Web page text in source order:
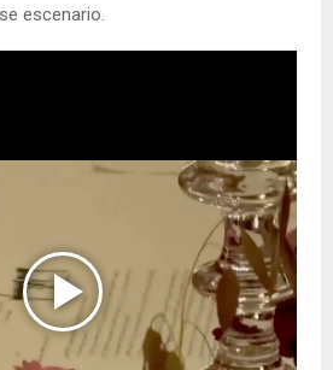
escenario.